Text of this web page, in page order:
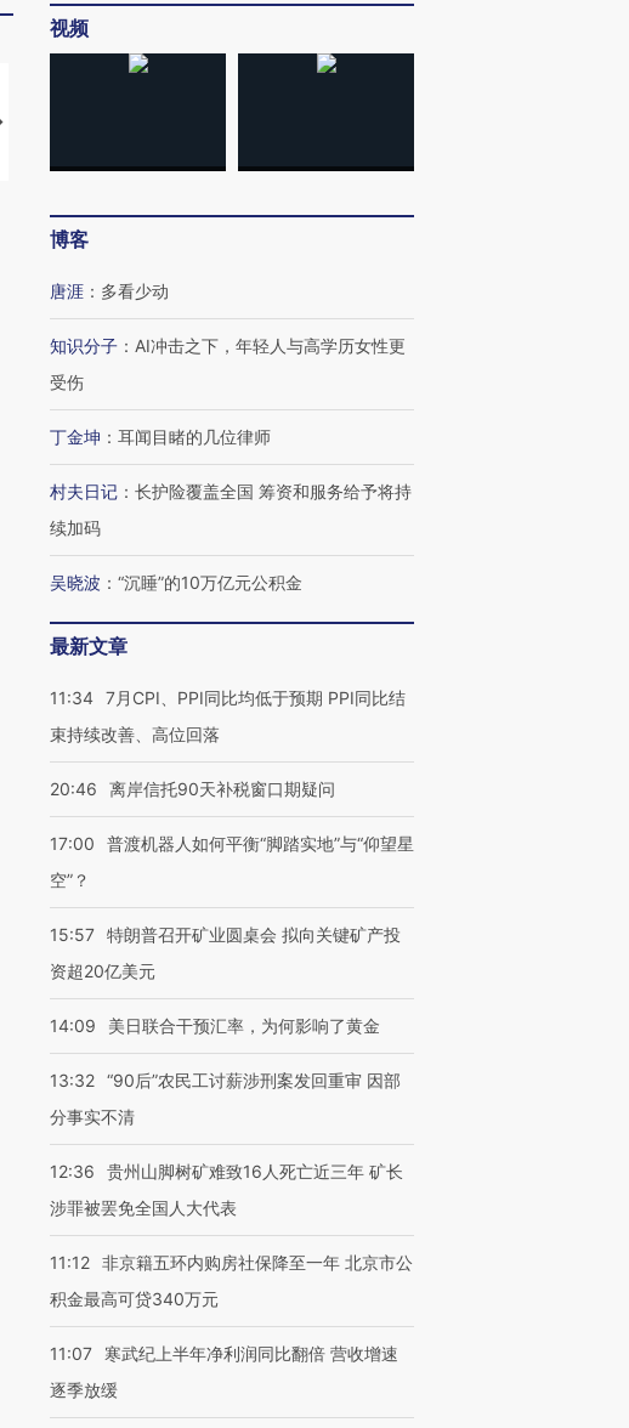
【推广】走进第四届链博
有意思的生活方式·第三对
住三大增长引擎是什么？
视频
博客
唐涯 ： 多看少动
知识分子 ： AI冲击之下，年轻人与高学历女性更
受伤
丁金坤 ： 耳闻目睹的几位律师
村夫日记 ： 长护险覆盖全国 筹资和服务给予将持
续加码
吴晓波 ： “沉睡”的10万亿元公积金
最新文章
11:34 7月CPI、PPI同比均低于预期 PPI同比结
束持续改善、高位回落
20:46 离岸信托90天补税窗口期疑问
17:00
普渡机器人如何平衡“脚踏实地”与“仰望星
空”？
15:57 特朗普召开矿业圆桌会 拟向关键矿产投
资超20亿美元
14:09 美日联合干预汇率，为何影响了黄金
13:32 “90后”农民工讨薪涉刑案发回重审 因部
分事实不清
12:36
贵州山脚树矿难致16人死亡近三年 矿长
涉罪被罢免全国人大代表
11:12 非京籍五环内购房社保降至一年 北京市公
积金最高可贷340万元
11:07
寒武纪上半年净利润同比翻倍 营收增速
逐季放缓